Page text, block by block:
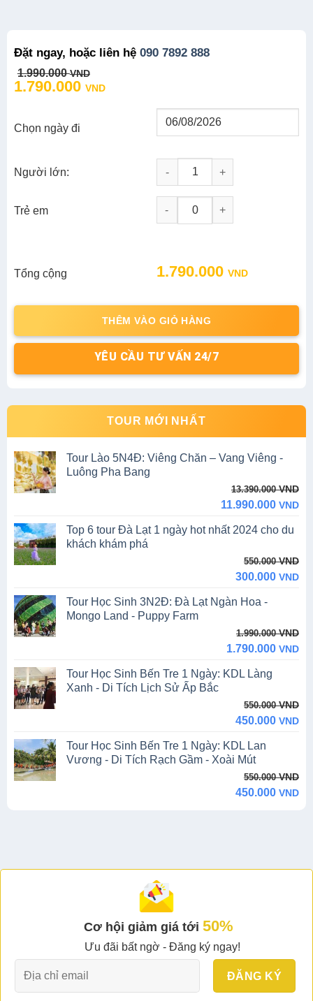
Đặt ngay, hoặc liên hệ 090 7892 888
1.990.000VND
Original
price
was:
1.790.000 VND
Current
price
is:
Chọn ngày đi
Người lớn:
Tour Học Sinh 3N2Đ: Đà Lạt
Trẻ em - +
Tổng cộng
Original
1.990.000 VND.
1.790.000 VND
Current
1.790.000 VND.
THÊM VÀO GIỎ HÀNG
YÊU CẦU TƯ VẤN 24/7
TOUR MỚI NHẤT
Tour Lào 5N4Đ: Viêng Chăn – Vang Viêng -
Luông Pha Bang
13.390.000VND
13.390.000 VND.
11.990.000 VND
11.990.000 VND.
Top 6 tour Đà Lạt 1 ngày hot nhất 2024 cho du
khách khám phá
550.000VND
550.000 VND.
300.000 VND
300.000 VND.
Tour Học Sinh 3N2Đ: Đà Lạt Ngàn Hoa -
Mongo Land - Puppy Farm
1.990.000VND
1.990.000 VND.
1.790.000 VND
1.790.000 VND.
Tour Học Sinh Bến Tre 1 Ngày: KDL Làng
Xanh - Di Tích Lịch Sử Ấp Bắc
550.000VND
550.000 VND.
450.000 VND
450.000 VND.
Tour Học Sinh Bến Tre 1 Ngày: KDL Lan
Vương - Di Tích Rạch Gầm - Xoài Mút
550.000VND
450.000 VND
Cơ hội giảm giá tới 50%
Ưu đãi bất ngờ - Đăng ký ngay!